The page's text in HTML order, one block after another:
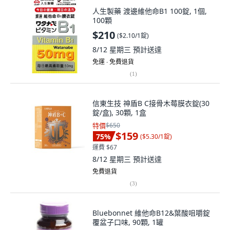
人生製藥 渡邊維他命B1 100錠, 1個,
100顆
$210 ($2.10/1錠)
8/12 星期三 預計送達
免運 ∙ 免費退貨
(1)
信東生技 神盾B C接骨木莓膜衣錠(30
錠/盒), 30顆, 1盒
特價$650
75% $159 ($5.30/1錠)
運費 $67
8/12 星期三 預計送達
免費退貨
(3)
Bluebonnet 維他命B12&葉酸咀嚼錠
覆盆子口味, 90顆, 1罐